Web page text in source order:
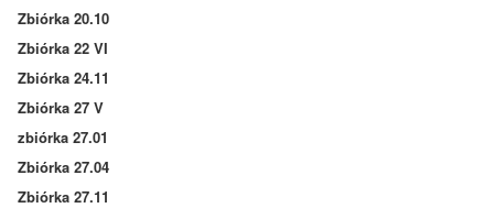
Zbiórka 20.10
Zbiórka 22 VI
Zbiórka 24.11
Zbiórka 27 V
zbiórka 27.01
Zbiórka 27.04
Zbiórka 27.11